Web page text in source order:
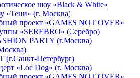
шоу «Black & White»
«Тени» (г. Москва)
проект «GAMES NOT OVER»
«SEREBRO» (Серебро)
PARTY (г.Москва)
(г.Санкт-Петербург)
«Loc Dog» (г. Москва)
проект «GAMES NOT OVER»